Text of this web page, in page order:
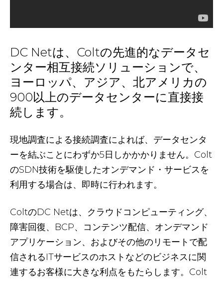
DC Netは、Coltの先進的なデータセ
ンター相互接続ソリューションで、
ヨーロッパ、アジア、北アメリカの
900以上のデータセンターに直接接
続します。
現地調査による接続調査によれば、データセンタ
ーを結ぶことにわずか5日しかかかりません。Colt
のSDN技術を駆使したオンデマンド・サービスを
利用する場合は、即時に行われます。
ColtのDC Netは、クラウドコンピューティング、
障害回復、BCP、コンテンツ配信、オンデマンド
アプリケーション、およびその他のリモートで配
信されるITサービスのホストなどのビジネスに関
連するお客様に大きな利点をもたらします。Colt